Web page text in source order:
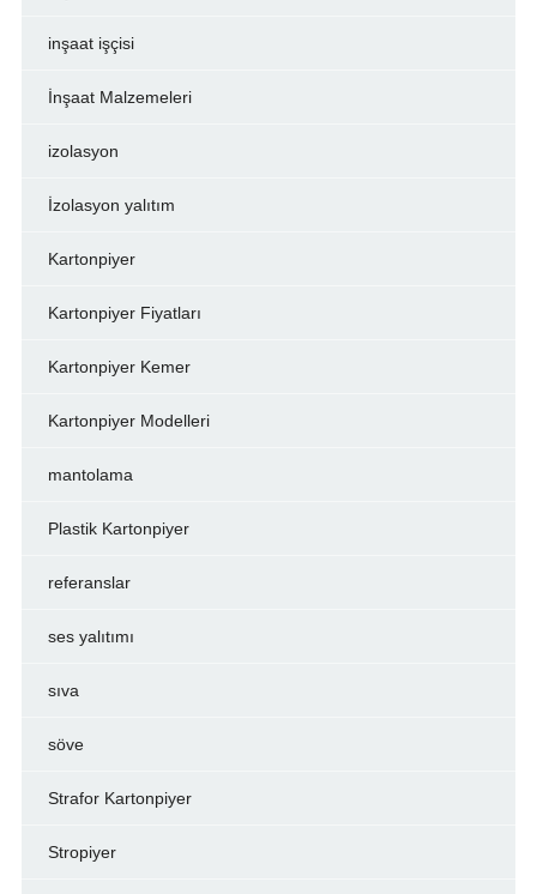
inşaat işçisi
İnşaat Malzemeleri
izolasyon
İzolasyon yalıtım
Kartonpiyer
Kartonpiyer Fiyatları
Kartonpiyer Kemer
Kartonpiyer Modelleri
mantolama
Plastik Kartonpiyer
referanslar
ses yalıtımı
sıva
söve
Strafor Kartonpiyer
Stropiyer